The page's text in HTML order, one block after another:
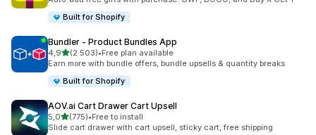
Built for Shopify
Bundler ‑ Product Bundles App
4,9/ 5 tähteä
(2 503)
2503 arvostelua yhteensä
•Free plan available
Earn more with bundle offers, bundle upsells & quantity breaks
Built for Shopify
AOV.ai Cart Drawer Cart Upsell
5,0/ 5 tähteä
(775)
775 arvostelua yhteensä
•Free to install
Slide cart drawer with cart upsell, sticky cart, free shipping